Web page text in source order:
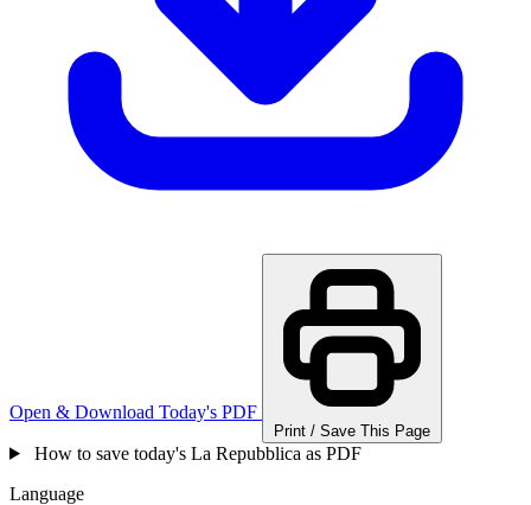
Open & Download Today's PDF
Print / Save This Page
How to save today's La Repubblica as PDF
Language